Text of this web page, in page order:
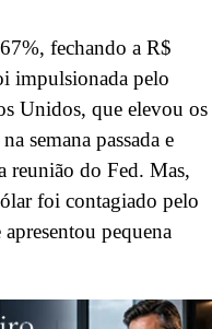
fechando a R$
impulsionada pelo
Unidos, que elevou os
semana passada e
reunião do Fed. Mas,
foi contagiado pelo
pequena